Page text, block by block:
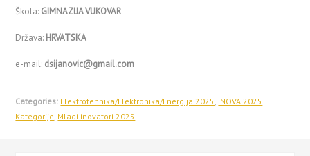
Škola: GIMNAZIJA VUKOVAR
Država: HRVATSKA
e-mail: dsijanovic@gmail.com
Categories: Elektrotehnika/Elektronika/Energija 2025 INOVA 2025
Kategorije Mladi inovatori 2025